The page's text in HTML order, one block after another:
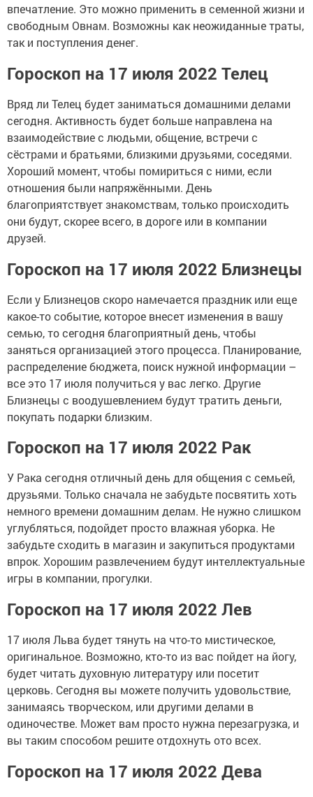
впечатление. Это можно применить в семенной жизни и
свободным Овнам. Возможны как неожиданные траты,
так и поступления денег.
Гороскоп на 17 июля 2022 Телец
Вряд ли Телец будет заниматься домашними делами
сегодня. Активность будет больше направлена на
взаимодействие с людьми, общение, встречи с
сёстрами и братьями, близкими друзьями, соседями.
Хороший момент, чтобы помириться с ними, если
отношения были напряжёнными. День
благоприятствует знакомствам, только происходить
они будут, скорее всего, в дороге или в компании
друзей.
Гороскоп на 17 июля 2022 Близнецы
Если у Близнецов скоро намечается праздник или еще
какое-то событие, которое внесет изменения в вашу
семью, то сегодня благоприятный день, чтобы
заняться организацией этого процесса. Планирование,
распределение бюджета, поиск нужной информации –
все это 17 июля получиться у вас легко. Другие
Близнецы с воодушевлением будут тратить деньги,
покупать подарки близким.
Гороскоп на 17 июля 2022 Рак
У Рака сегодня отличный день для общения с семьей,
друзьями. Только сначала не забудьте посвятить хоть
немного времени домашним делам. Не нужно слишком
углубляться, подойдет просто влажная уборка. Не
забудьте сходить в магазин и закупиться продуктами
впрок. Хорошим развлечением будут интеллектуальные
игры в компании, прогулки.
Гороскоп на 17 июля 2022 Лев
17 июля Льва будет тянуть на что-то мистическое,
оригинальное. Возможно, кто-то из вас пойдет на йогу,
будет читать духовную литературу или посетит
церковь. Сегодня вы можете получить удовольствие,
занимаясь творческом, или другими делами в
одиночестве. Может вам просто нужна перезагрузка, и
вы таким способом решите отдохнуть ото всех.
Гороскоп на 17 июля 2022 Дева